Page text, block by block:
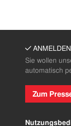
ANMELDEN
Sie wollen
automatisch
Zum